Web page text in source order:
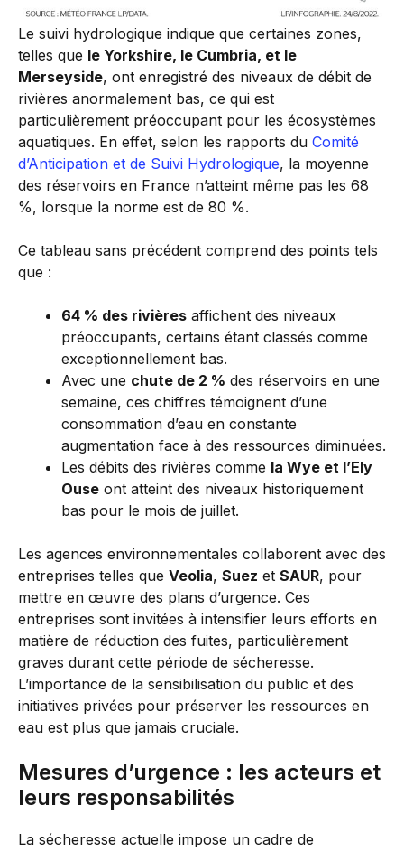
Le suivi hydrologique indique que certaines zones,
telles que le Yorkshire, le Cumbria, et le
Merseyside, ont enregistré des niveaux de débit de
rivières anormalement bas, ce qui est
particulièrement préoccupant pour les écosystèmes
aquatiques. En effet, selon les rapports du Comité
d’Anticipation et de Suivi Hydrologique, la moyenne
des réservoirs en France n’atteint même pas les 68
%, lorsque la norme est de 80 %.
Ce tableau sans précédent comprend des points tels
que :
64 % des rivières affichent des niveaux
préoccupants, certains étant classés comme
exceptionnellement bas.
Avec une chute de 2 % des réservoirs en une
semaine, ces chiffres témoignent d’une
consommation d’eau en constante
augmentation face à des ressources diminuées.
Les débits des rivières comme la Wye et l’Ely
Ouse ont atteint des niveaux historiquement
bas pour le mois de juillet.
Les agences environnementales collaborent avec des
entreprises telles que Veolia, Suez et SAUR, pour
mettre en œuvre des plans d’urgence. Ces
entreprises sont invitées à intensifier leurs efforts en
matière de réduction des fuites, particulièrement
graves durant cette période de sécheresse.
L’importance de la sensibilisation du public et des
initiatives privées pour préserver les ressources en
eau est plus que jamais cruciale.
Mesures d’urgence : les acteurs et
leurs responsabilités
La sécheresse actuelle impose un cadre de